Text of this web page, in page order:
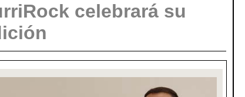
celebrará su